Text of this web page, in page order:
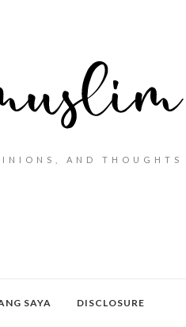
AND THOUGHTS
SAYA DISCLOSURE